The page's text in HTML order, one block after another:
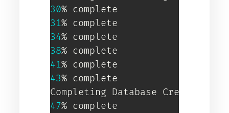
30
31
34
38
41
43% complete
47